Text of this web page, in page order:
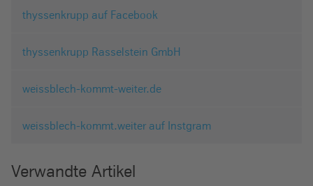
thyssenkrupp auf Facebook
thyssenkrupp Rasselstein GmbH
weissblech-kommt-weiter.de
weissblech-kommt.weiter auf Instgram
Verwandte Artikel